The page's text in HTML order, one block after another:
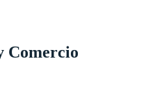
Comercio